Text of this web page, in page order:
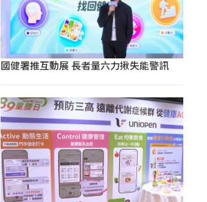
國健署推互動展 長者量六力揪失能警訊